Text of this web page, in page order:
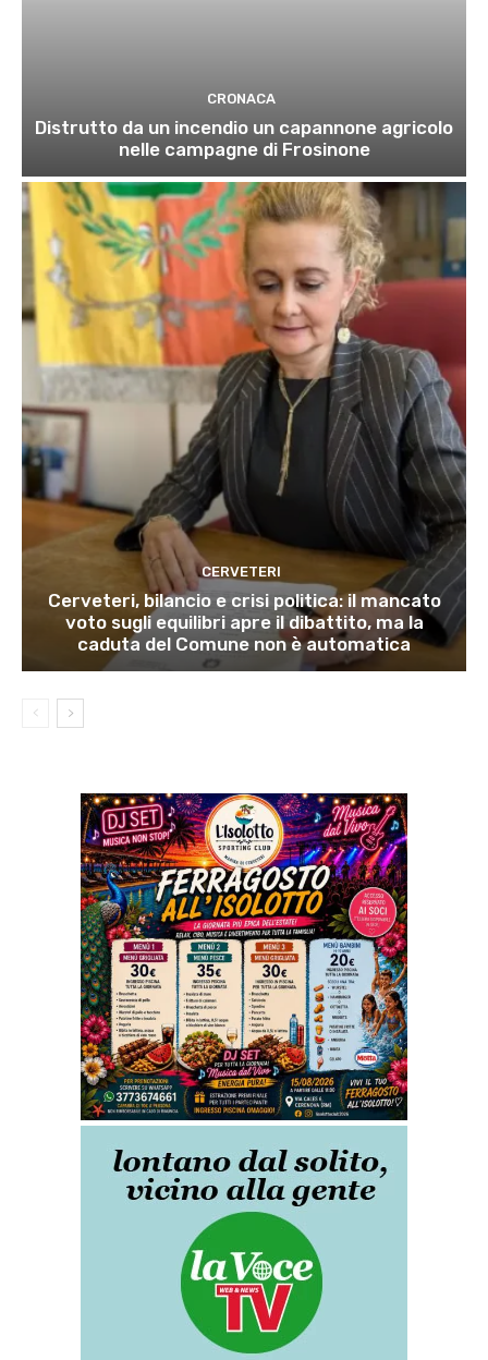
CRONACA
Distrutto da un incendio un capannone agricolo
nelle campagne di Frosinone
CERVETERI
Cerveteri, bilancio e crisi politica: il mancato
voto sugli equilibri apre il dibattito, ma la
caduta del Comune non è automatica